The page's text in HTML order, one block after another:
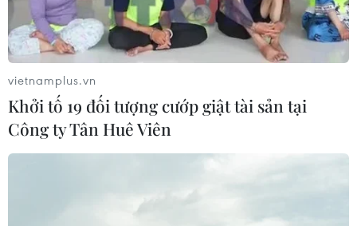
Lào Cai: Bắt giữ, tiêu hủy gần 1 tấn cá tầm
chết nhập lậu qua biên giới
24/12/2023 11:46
Ba đối tượng bị bắt quả tang khai nhận được một ông
chủ người Trung Quốc thuê vận chuyển khoảng 1.000kg
cá tầm đã chết từ bên kia bên biên giới vào nội địa Việt
vietnamplus.vn
Khởi tố 19 đối tượng cướp giật tài sản tại
Công ty Tân Huê Viên